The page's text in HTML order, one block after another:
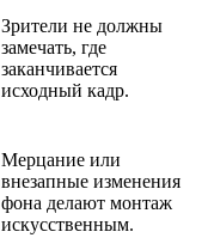
Зрители не должны
замечать, где
заканчивается
исходный кадр.
Мерцание или
внезапные изменения
фона делают монтаж
искусственным.